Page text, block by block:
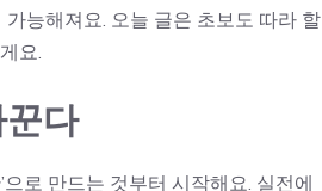
능해져요. 오늘 글은 초보도 따라 할
요.
꾼다
로 만드는 것부터 시작해요. 실전에